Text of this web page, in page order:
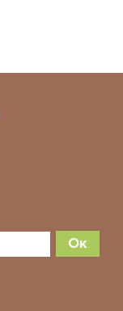
Ок